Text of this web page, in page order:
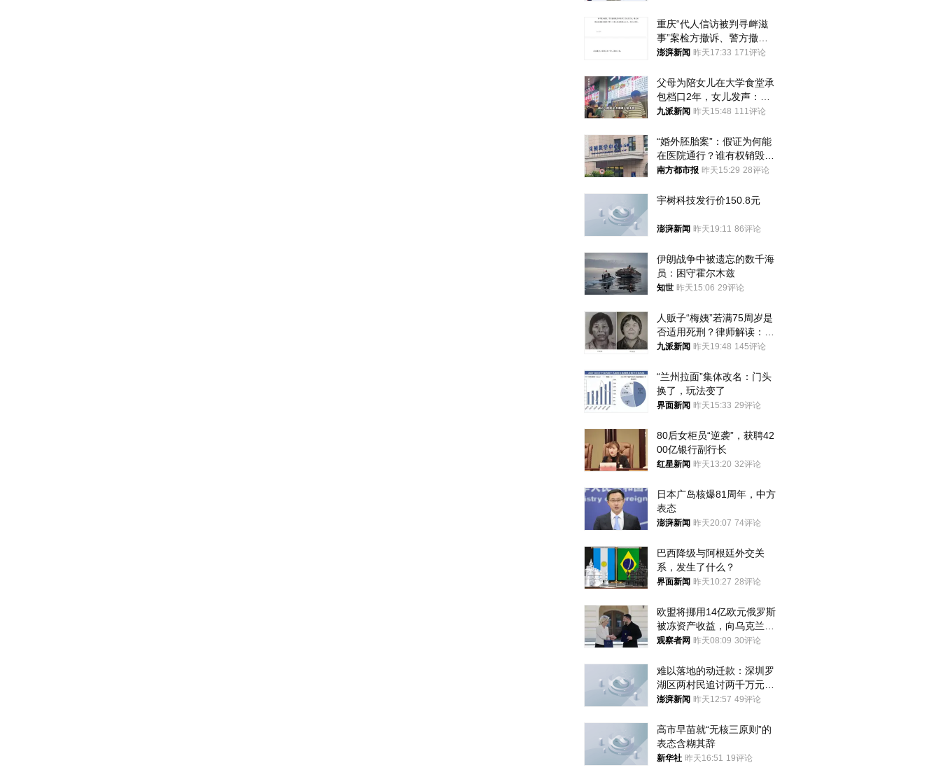
重庆“代人信访被判寻衅滋
事”案检方撤诉、警方撤
案，两被告人获国赔
澎湃新闻 昨天17:33 171评论
父母为陪女儿在大学食堂承
包档口2年，女儿发声：初
衷是为了陪伴，毕业后将不
九派新闻 昨天15:48 111评论
“婚外胚胎案”：假证为何能
在医院通行？谁有权销毁胚
胎？
南方都市报 昨天15:29 28评论
宇树科技发行价150.8元
澎湃新闻 昨天19:11 86评论
伊朗战争中被遗忘的数千海
员：困守霍尔木兹
知世 昨天15:06 29评论
人贩子“梅姨”若满75周岁是
否适用死刑？律师解读：很
大概率不会被判处死刑
九派新闻 昨天19:48 145评论
“兰州拉面”集体改名：门头
换了，玩法变了
界面新闻 昨天15:33 29评论
80后女柜员“逆袭”，获聘42
00亿银行副行长
红星新闻 昨天13:20 32评论
日本广岛核爆81周年，中方
表态
澎湃新闻 昨天20:07 74评论
巴西降级与阿根廷外交关
系，发生了什么？
界面新闻 昨天10:27 28评论
欧盟将挪用14亿欧元俄罗斯
被冻资产收益，向乌克兰提
供援助
观察者网 昨天08:09 30评论
难以落地的动迁款：深圳罗
湖区两村民追讨两千万元动
迁款八年未果
澎湃新闻 昨天12:57 49评论
高市早苗就“无核三原则”的
表态含糊其辞
新华社 昨天16:51 19评论